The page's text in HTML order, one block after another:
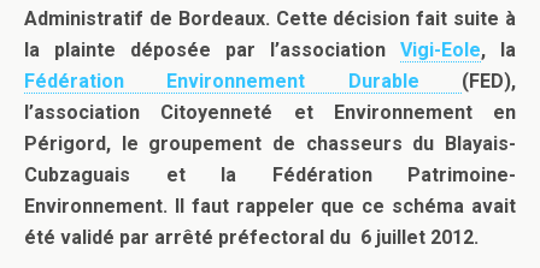
Administratif de Bordeaux. Cette décision fait suite à
la plainte déposée par l’association Vigi-Eole, la
Fédération Environnement Durable (FED),
l’association Citoyenneté et Environnement en
Périgord, le groupement de chasseurs du Blayais-
Cubzaguais et la Fédération Patrimoine-
Environnement. Il faut rappeler que ce schéma avait
été validé par arrêté préfectoral du 6 juillet 2012.